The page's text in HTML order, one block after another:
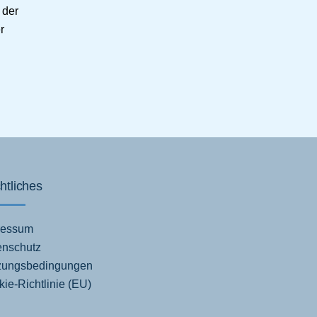
der
Richtlinie (EU)